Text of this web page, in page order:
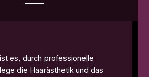
es, durch professionelle
die Haarästhetik und das